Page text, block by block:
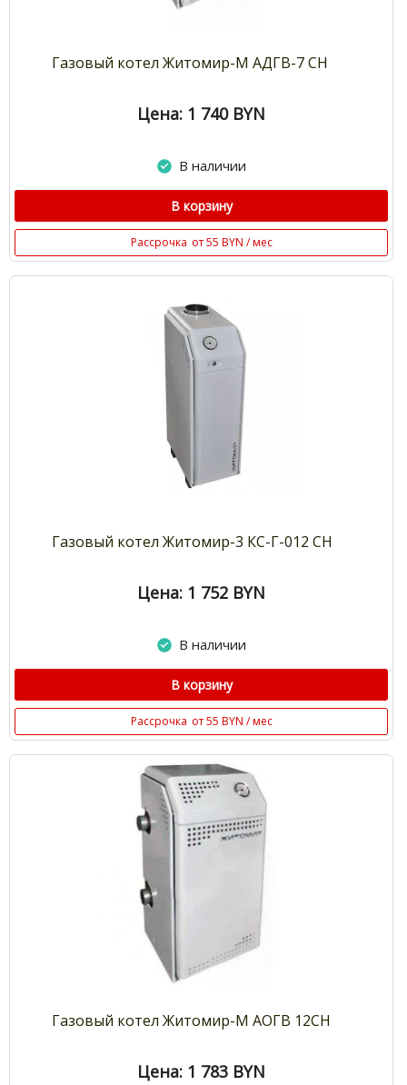
Газовый котел Житомир-М АДГВ-7 СН
Цена: 1 740 BYN
В наличии
В корзину
Рассрочка от 55 BYN / мес
Газовый котел Житомир-3 КС-Г-012 СН
Цена: 1 752 BYN
В наличии
В корзину
Рассрочка от 55 BYN / мес
Газовый котел Житомир-М АОГВ 12СН
Цена: 1 783 BYN